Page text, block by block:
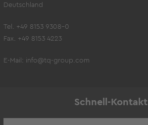
Deutschland
Tel. +49 8153 9308-0
Fax. +49 8153 4223
E-Mail: info@tq-group.com
Schnell-Kontakt